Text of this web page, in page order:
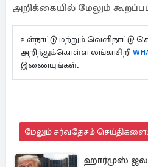
அறிக்கையில் மேலும்
உள்நாட்டு மற்றும் வெளிநாட்டு
அறிந்துக்கொள்ள லங்காசிறி
இணையுங்கள்.
மேலும் சர்வதேசம்
ஹார்முஸ்